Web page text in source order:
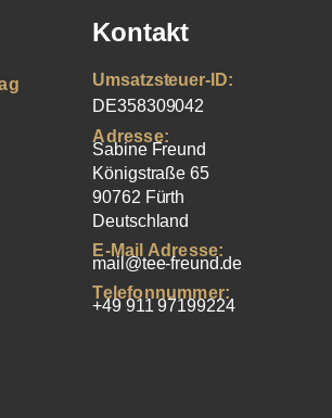
Kontakt
Umsatzsteuer-ID:
DE358309042
Adresse:
Sabine Freund
Königstraße 65
90762 Fürth
Deutschland
E-Mail Adresse:
mail@tee-freund.de
Telefonnummer:
+49 911 97199224